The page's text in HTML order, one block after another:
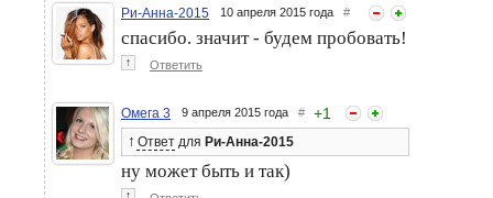
Ри-Анна-2015 10 апреля 2015 года #
спасибо. значит - будем пробовать!
↑ Ответить
Омега 3 9 апреля 2015 года # +1
↑ Ответ для Ри-Анна-2015
ну может быть и так)
↑